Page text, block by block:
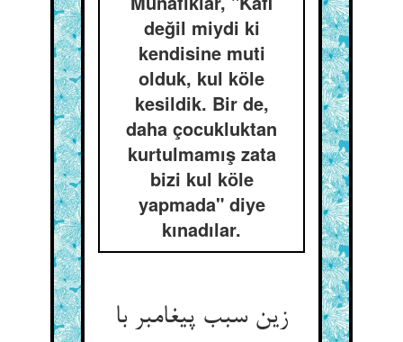
değil miydi ki
kendisine muti
olduk, kul köle
kesildik. Bir de,
daha çocukluktan
kurtulmamış zata
bizi kul köle
yapmada" diye
kınadılar.
زین سبب پیغامبر با